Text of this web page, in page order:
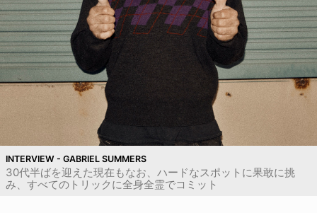
INTERVIEW - GABRIEL SUMMERS
30代半ばを迎えた現在もなお、ハードなスポットに果敢に挑
み、すべてのトリックに全身全霊でコミット